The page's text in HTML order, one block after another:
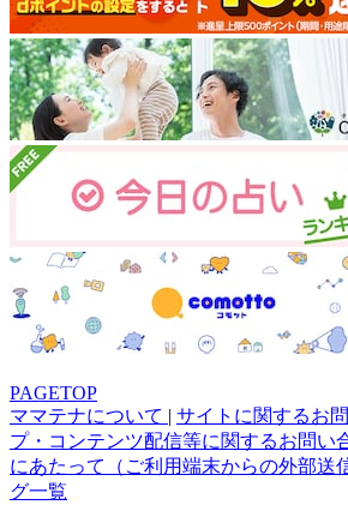
PAGETOP
ママテナについて | サイトに関するお
プ・コンテンツ配信等に関するお問い
にあたって（ご利用端末からの外部送
グ一覧